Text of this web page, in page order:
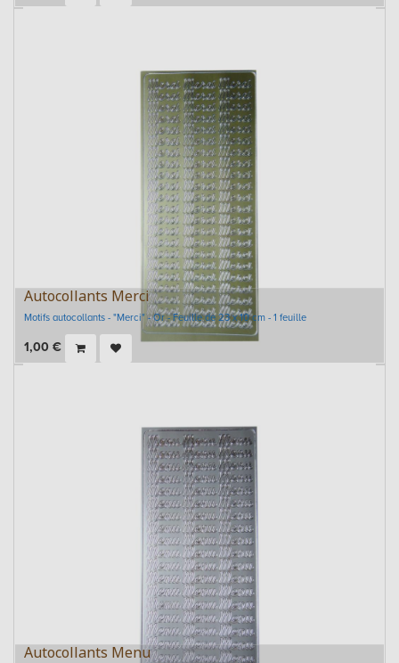
Autocollants Merci
Motifs autocollants - "Merci" - Or - Feuille de 23 x 10 cm - 1 feuille
1,00 €
Autocollants Menu